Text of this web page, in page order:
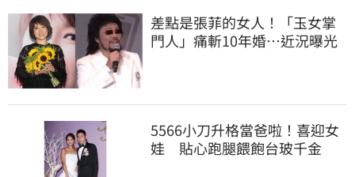
差點是張菲的女人！「玉女掌
門人」痛斬10年婚…近況曝光
5566小刀升格當爸啦！喜迎女
娃 貼心跑腿餵飽台玻千金